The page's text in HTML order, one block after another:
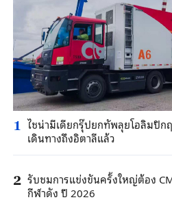
1 ไชน่ามีเดียกรุ๊ปยกทัพลุยโอลิมปิ
เดินทางถึงอิตาลีแล้ว
2 รับชมการแข่งขันครั้งใหญ่ต้อง
กีฬาดัง ปี 2026